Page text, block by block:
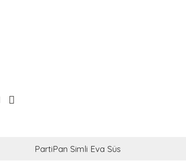
PartiPan Simli Eva Süs